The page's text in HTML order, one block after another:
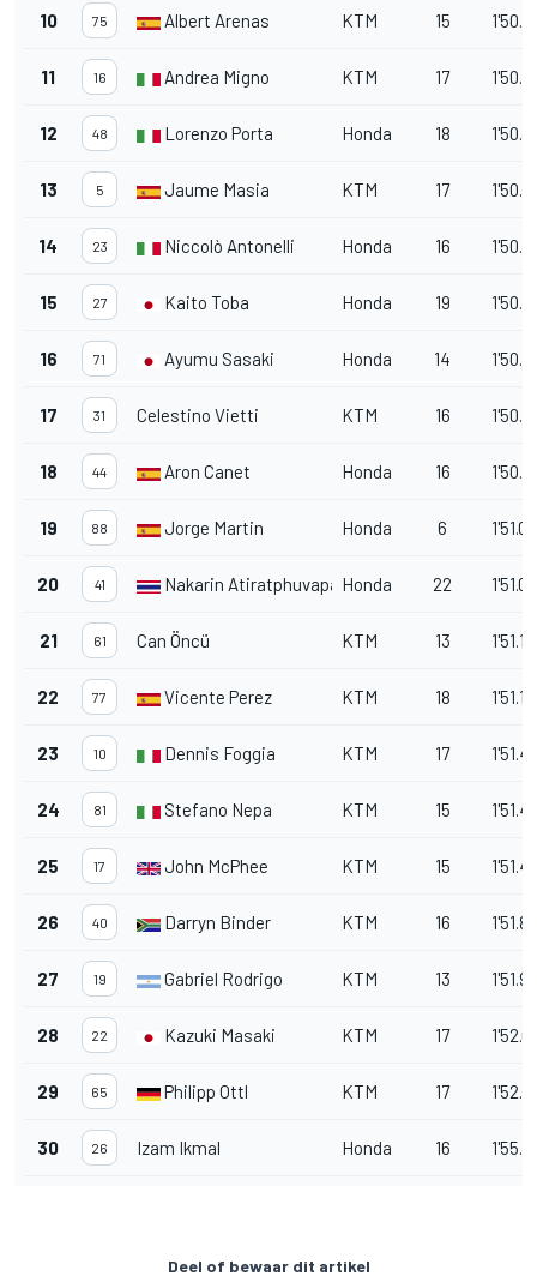
10 75 Albert Arenas KTM 15
11 16 Andrea Migno KTM 17
12 48 Lorenzo Porta Honda 18
13 5 Jaume Masia KTM 17
14 23 Niccolò Antonelli Honda 16
15 27 Kaito Toba Honda 19
16 71 Ayumu Sasaki Honda 14
17 31 Celestino Vietti KTM 16
18 44 Aron Canet Honda 16
19 88 Jorge Martin Honda 6
20 41 Nakarin AtiratphuvapatHonda 22
21 61 Can Öncü KTM 13
22 77 Vicente Perez KTM 18
23 10 Dennis Foggia KTM 17
24 81 Stefano Nepa KTM 15
25 17 John McPhee KTM 15
26 40 Darryn Binder KTM 16
27 19 Gabriel Rodrigo KTM 13
28 22 Kazuki Masaki KTM 17
29 65 Philipp Ottl KTM 17
30 26 Izam Ikmal Honda 16
Deel of bewaar dit artikel